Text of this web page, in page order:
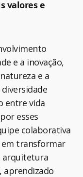
valores e
e a inovação,
e a
entre vida
esses
colaborativa
transformar
arquitetura
aprendizado